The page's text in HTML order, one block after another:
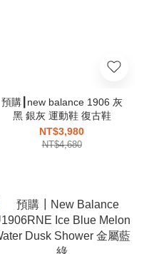
預購┃new balance 1906 灰
黑 銀灰 運動鞋 復古鞋
NT$3,980
NT$4,680